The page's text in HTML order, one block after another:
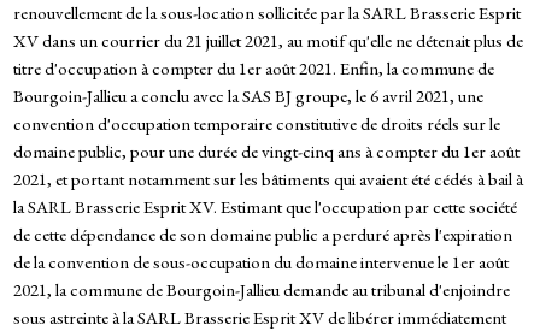
renouvellement de la sous-location sollicitée par la SARL Brasserie Esprit
XV dans un courrier du 21 juillet 2021, au motif qu'elle ne détenait plus de
titre d'occupation à compter du 1er août 2021. Enfin, la commune de
Bourgoin-Jallieu a conclu avec la SAS BJ groupe, le 6 avril 2021, une
convention d'occupation temporaire constitutive de droits réels sur le
domaine public, pour une durée de vingt-cinq ans à compter du 1er août
2021, et portant notamment sur les bâtiments qui avaient été cédés à bail à
la SARL Brasserie Esprit XV. Estimant que l'occupation par cette société
de cette dépendance de son domaine public a perduré après l'expiration
de la convention de sous-occupation du domaine intervenue le 1er août
2021, la commune de Bourgoin-Jallieu demande au tribunal d'enjoindre
sous astreinte à la SARL Brasserie Esprit XV de libérer immédiatement